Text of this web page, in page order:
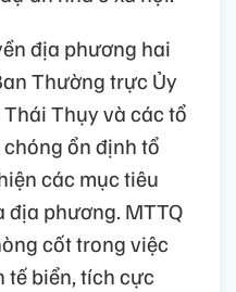
địa phương hai
Thường trực Ủy
Thụy và các tổ
ổn định tổ
các mục tiêu
địa phương. MTTQ
cốt trong việc
tế biển, tích cực